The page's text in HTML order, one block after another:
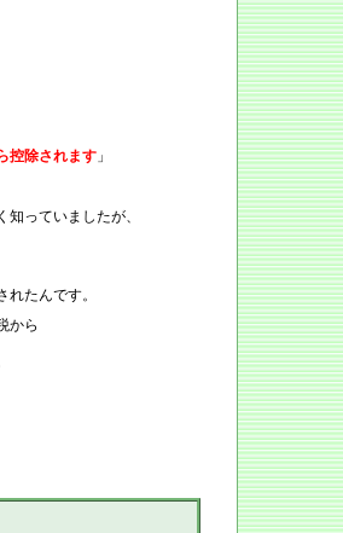
控除されます 」
っていましたが、
たんです。
から